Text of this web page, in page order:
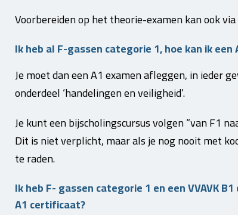
Voorbereiden op het theorie-examen kan ook
Ik heb al F-gassen categorie 1, hoe kan ik
Je moet dan een A1 examen afleggen, in ieder
onderdeel ‘handelingen en veiligheid’.
Je kunt een bijscholingscursus volgen “van F1
Dit is niet verplicht, maar als je nog nooit met
te raden.
Ik heb F- gassen categorie 1 en een VVAVK
A1 certificaat?